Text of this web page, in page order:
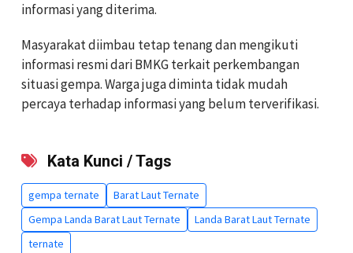
informasi yang diterima.
Masyarakat diimbau tetap tenang dan mengikuti
informasi resmi dari BMKG terkait perkembangan
situasi gempa. Warga juga diminta tidak mudah
percaya terhadap informasi yang belum terverifikasi.
Kata Kunci / Tags
gempa ternate
Barat Laut Ternate
Gempa Landa Barat Laut Ternate
Landa Barat Laut Ternate
ternate